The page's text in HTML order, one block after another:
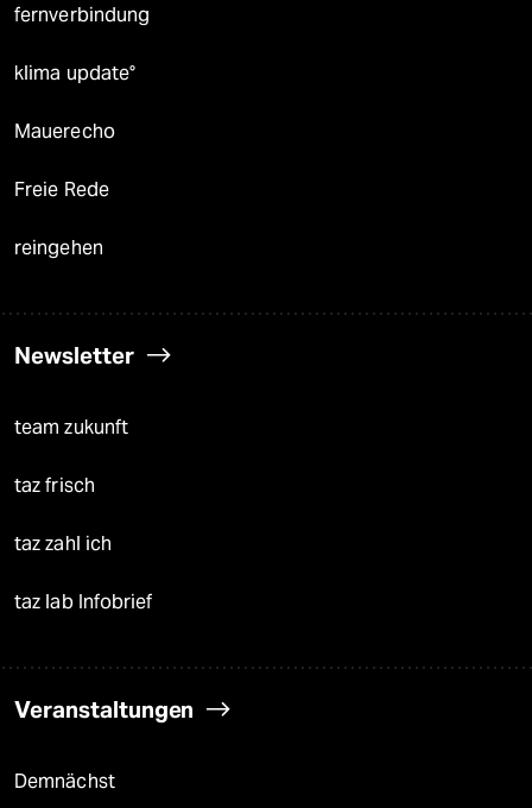
fernverbindung
klima update°
Mauerecho
Freie Rede
reingehen
Newsletter
team zukunft
taz frisch
taz zahl ich
taz lab Infobrief
Veranstaltungen
Demnächst